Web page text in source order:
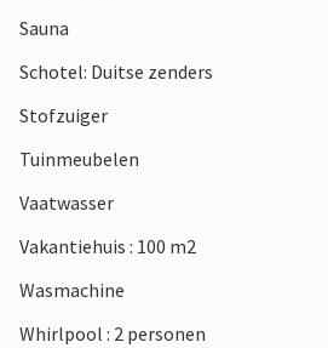
Sauna
Schotel: Duitse zenders
Stofzuiger
Tuinmeubelen
Vaatwasser
Vakantiehuis : 100 m2
Wasmachine
Whirlpool : 2 personen